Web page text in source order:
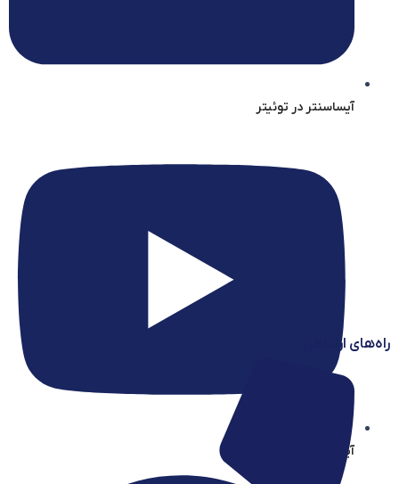
آیساسنتر در توئیتر
آیساسنتر در یوتیوب
راه‌های ارتباطی